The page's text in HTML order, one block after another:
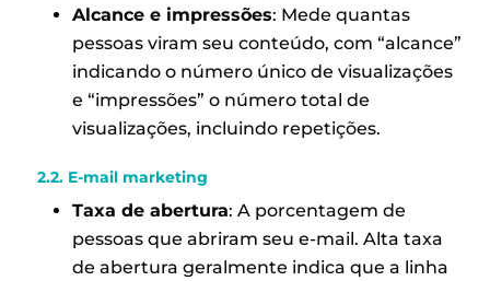
Alcance e impressões: Mede quantas
pessoas viram seu conteúdo, com “alcance”
indicando o número único de visualizações
e “impressões” o número total de
visualizações, incluindo repetições.
2.2. E-mail marketing
Taxa de abertura: A porcentagem de
pessoas que abriram seu e-mail. Alta taxa
de abertura geralmente indica que a linha